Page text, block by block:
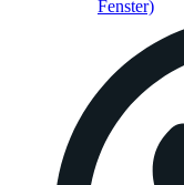
Fenster)